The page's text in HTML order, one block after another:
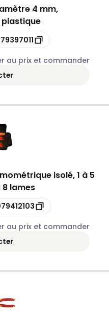
4 mm,
au prix et commander
isolé, 1 à 5
lames
au prix et commander